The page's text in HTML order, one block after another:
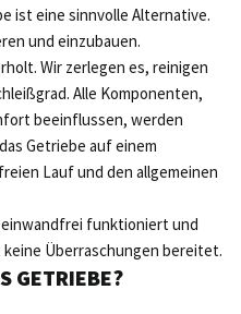
ist eine sinnvolle Alternative.
und einzubauen.
Wir zerlegen es, reinigen
Alle Komponenten,
beeinflussen, werden
Getriebe auf einem
Lauf und den allgemeinen
einwandfrei funktioniert und
Überraschungen bereitet.
GETRIEBE?